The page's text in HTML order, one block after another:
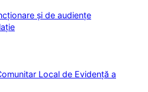
și de audiențe
Local de Evidență a